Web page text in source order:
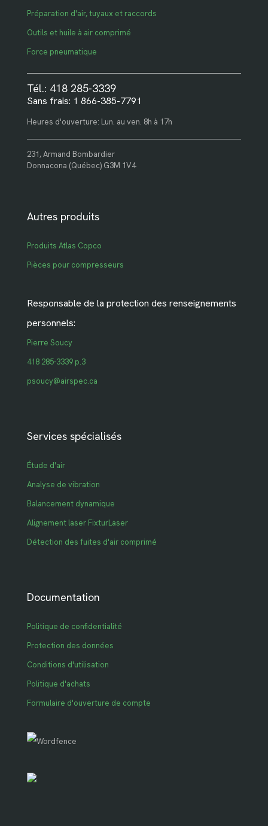
Préparation d'air, tuyaux et raccords
Outils et huile à air comprimé
Force pneumatique
Tél.: 418 285-3339
Sans frais: 1 866-385-7791
Heures d'ouverture: Lun. au ven. 8h à 17h
231, Armand Bombardier
Donnacona (Québec) G3M 1V4
Autres produits
Produits Atlas Copco
Pièces pour compresseurs
Responsable de la protection des renseignements
personnels:
Pierre Soucy
418 285-3339 p.3
psoucy@airspec.ca
Services spécialisés
Étude d'air
Analyse de vibration
Balancement dynamique
Alignement laser FixturLaser
Détection des fuites d'air comprimé
Documentation
Politique de confidentialité
Protection des données
Conditions d'utilisation
Politique d'achats
Formulaire d'ouverture de compte